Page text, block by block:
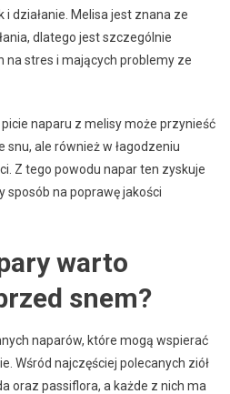
działanie. Melisa jest znana ze
dlatego jest szczególnie
na stres i mających problemy ze
naparu z melisy może przynieść
ale również w łagodzeniu
Z tego powodu napar ten zyskuje
sposób na poprawę jakości
warto
snem?
naparów, które mogą wspierać
Wśród najczęściej polecanych ziół
oraz passiflora, a każde z nich ma